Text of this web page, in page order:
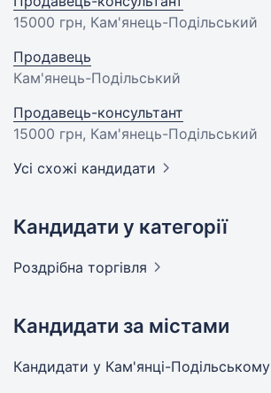
15000 грн, Кам'янець-Подільський
Продавець
Кам'янець-Подільський
Продавець-консультант
15000 грн, Кам'янець-Подільський
Усі схожі кандидати
Кандидати у категорії
Роздрібна торгівля
Кандидати за містами
Кандидати у Кам'янці-Подільському